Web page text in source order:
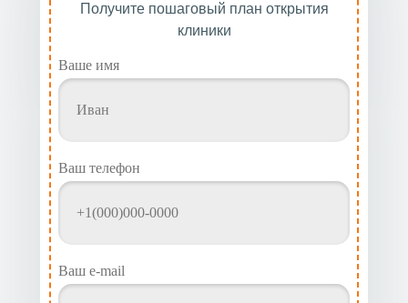
Ваше имя
Ваш телефон
Ваш e-mail
Получите пошаговый план открытия
клиники